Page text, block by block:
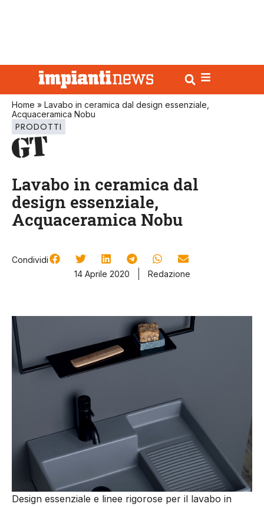
Home » Lavabo in ceramica dal design essenziale,
Acquaceramica Nobu
PRODOTTI
Lavabo in ceramica dal
design essenziale,
Acquaceramica Nobu
Condividi
14 Aprile 2020
Redazione
Design essenziale e linee rigorose per il lavabo in